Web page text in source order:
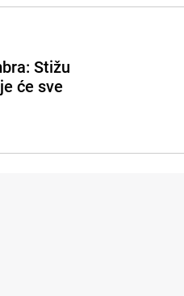
Stižu
će sve